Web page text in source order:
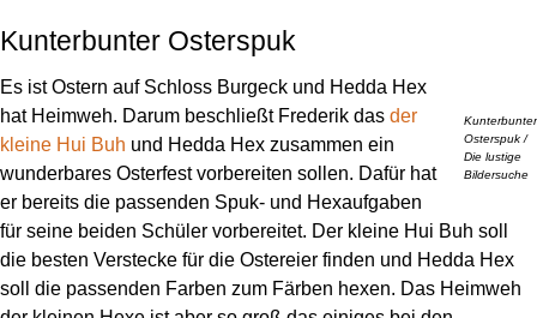
Kunterbunter Osterspuk
Kunterbunter
Osterspuk /
Die lustige
Bildersuche
Es ist Ostern auf Schloss Burgeck und Hedda Hex
hat Heimweh. Darum beschließt Frederik das der
kleine Hui Buh und Hedda Hex zusammen ein
wunderbares Osterfest vorbereiten sollen. Dafür hat
er bereits die passenden Spuk- und Hexaufgaben
für seine beiden Schüler vorbereitet. Der kleine Hui Buh soll
die besten Verstecke für die Ostereier finden und Hedda Hex
soll die passenden Farben zum Färben hexen. Das Heimweh